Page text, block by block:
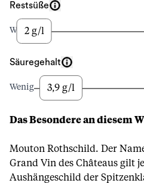
Restsüße
Wenig2 g/l
Säuregehalt
Wenig 3,9 g/l
Das Besondere an diesem
Mouton Rothschild. Der
Grand Vin des Châteaus gilt
Aushängeschild der